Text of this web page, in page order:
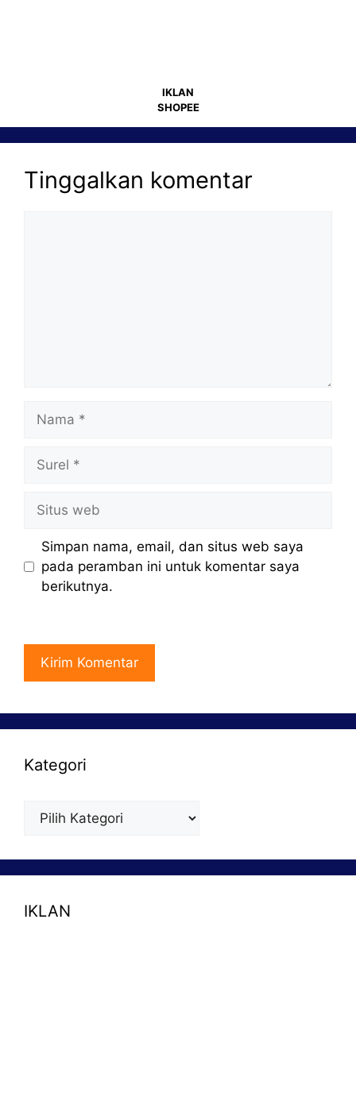
IKLAN
SHOPEE
Tinggalkan komentar
web
Simpan nama, email, dan situs web saya
pada peramban ini untuk komentar saya
berikutnya.
Kategori
Kategori
IKLAN